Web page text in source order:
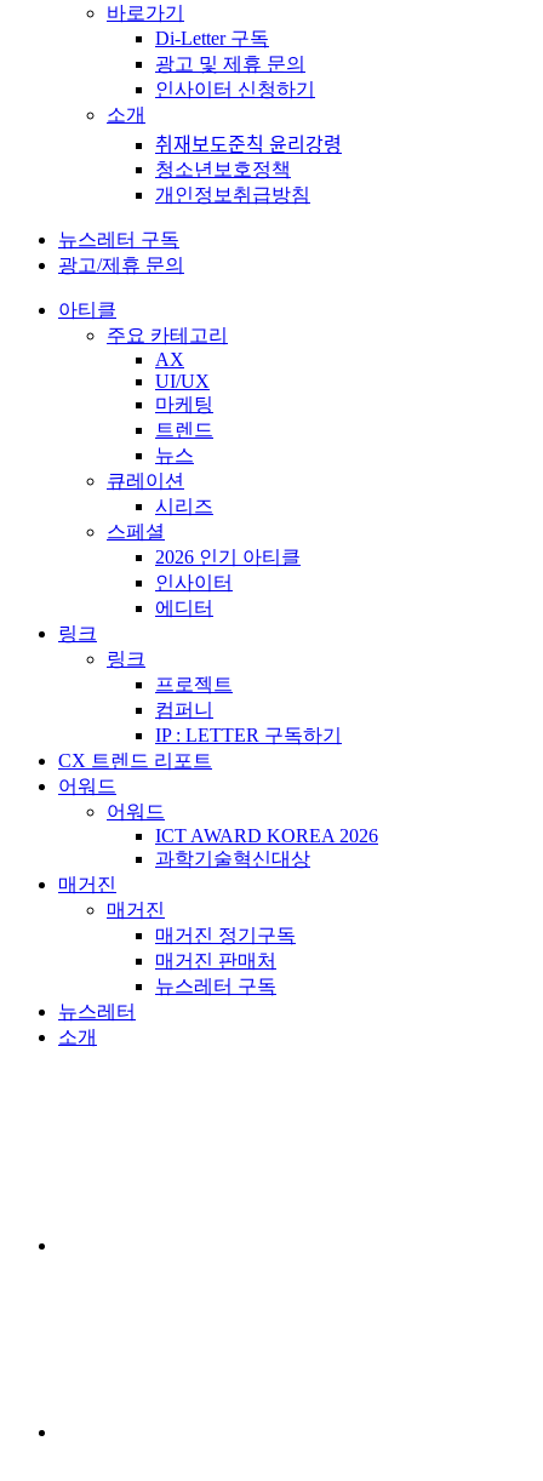
바로가기
Di-Letter 구독
광고 및 제휴 문의
인사이터 신청하기
소개
취재보도준칙 윤리강령
청소년보호정책
개인정보취급방침
뉴스레터 구독
광고/제휴 문의
아티클
주요 카테고리
AX
UI/UX
마케팅
트렌드
뉴스
큐레이션
시리즈
스페셜
2026 인기 아티클
인사이터
에디터
링크
링크
프로젝트
컴퍼니
IP : LETTER 구독하기
CX 트렌드 리포트
어워드
어워드
ICT AWARD KOREA 2026
과학기술혁신대상
매거진
매거진
매거진 정기구독
매거진 판매처
뉴스레터 구독
뉴스레터
소개